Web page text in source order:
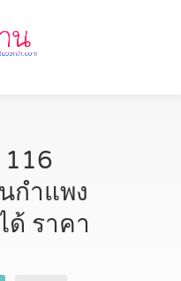
116
กำแพง
ด้ ราคา